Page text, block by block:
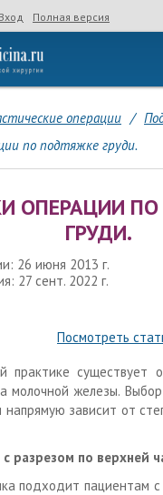
Вход Полная версия
операции /
по подтяжке груди.
ОПЕРАЦИИ
ГРУДИ.
26 июня 2013 г.
27 сент. 2022 г.
Посмотреть
практике существует
молочной железы.
напрямую зависит от
разрезом по верхней
подходит пациентам